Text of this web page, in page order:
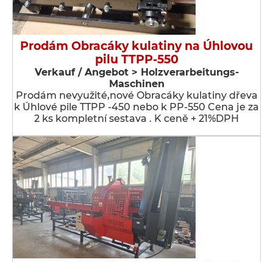
Prodám Obracáky kulatiny na Úhlovou
pilu TTPP-550
Verkauf / Angebot > Holzverarbeitungs-
Maschinen
Prodám nevyužité,nové Obracáky kulatiny dřeva
k Úhlové pile TTPP -450 nebo k PP-550 Cena je za
2 ks kompletní sestava . K ceně + 21%DPH